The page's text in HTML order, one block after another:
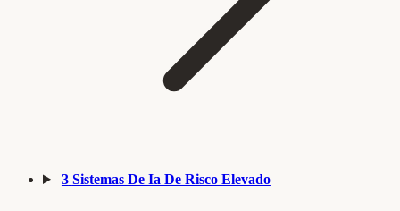
3 Sistemas De Ia De Risco Elevado